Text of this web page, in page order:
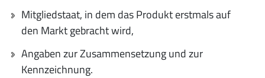
Mitgliedstaat, in dem das Produkt erstmals auf
den Markt gebracht wird,
Angaben zur Zusammensetzung und zur
Kennzeichnung.